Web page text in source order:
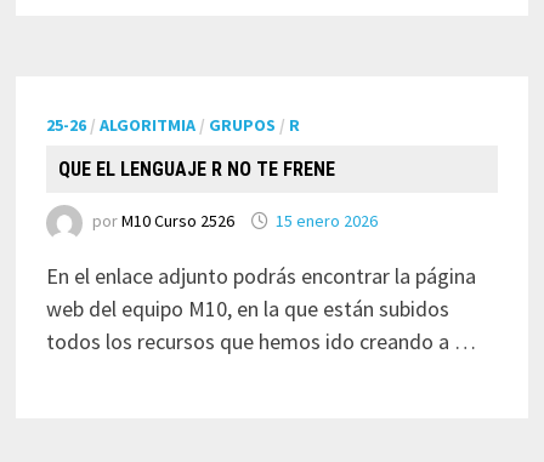
25-26 /ALGORITMIA / GRUPOS / R
QUE EL LENGUAJE R NO TE FRENE
porM10 Curso 2526 15 enero 2026
En el enlace adjunto podrás encontrar la página
web del equipo M10, en la que están subidos
todos los recursos que hemos ido creando a …